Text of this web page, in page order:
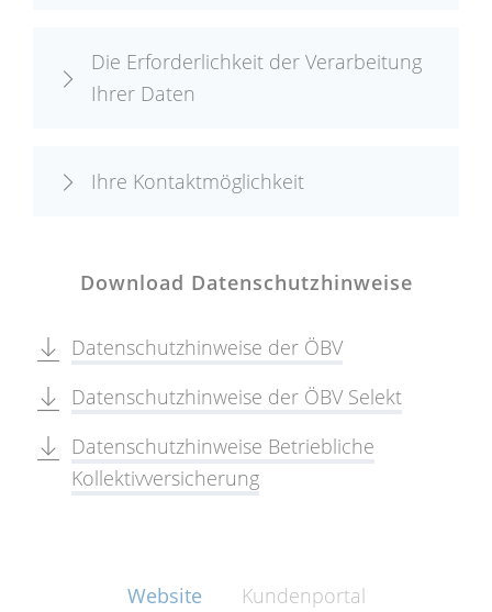
Die Erforderlichkeit der Verarbeitung
Ihrer Daten
Ihre Kontaktmöglichkeit
Download Datenschutzhinweise
Datenschutzhinweise der ÖBV
Datenschutzhinweise der ÖBV Selekt
Datenschutzhinweise Betriebliche
Kollektivversicherung
Website Kundenportal